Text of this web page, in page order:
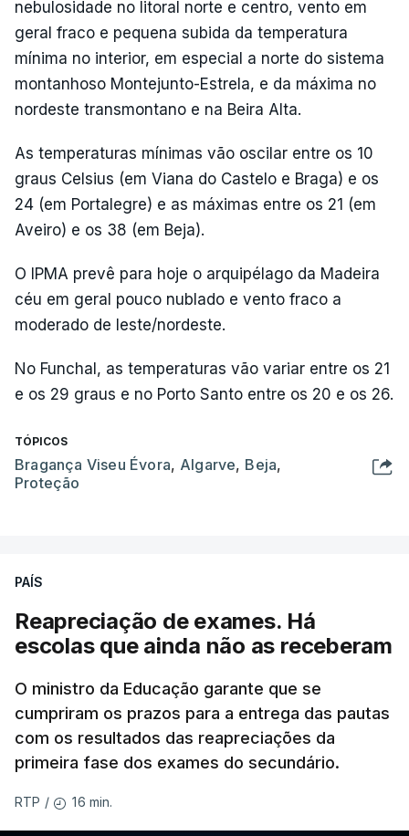
nebulosidade no litoral norte e centro, vento em
geral fraco e pequena subida da temperatura
mínima no interior, em especial a norte do sistema
montanhoso Montejunto-Estrela, e da máxima no
nordeste transmontano e na Beira Alta.
As temperaturas mínimas vão oscilar entre os 10
graus Celsius (em Viana do Castelo e Braga) e os
24 (em Portalegre) e as máximas entre os 21 (em
Aveiro) e os 38 (em Beja).
O IPMA prevê para hoje o arquipélago da Madeira
céu em geral pouco nublado e vento fraco a
moderado de leste/nordeste.
No Funchal, as temperaturas vão variar entre os 21
e os 29 graus e no Porto Santo entre os 20 e os 26.
TÓPICOS
Bragança Viseu Évora, Algarve, Beja,
Proteção
PAÍS
Reapreciação de exames. Há
escolas que ainda não as receberam
O ministro da Educação garante que se
cumpriram os prazos para a entrega das pautas
com os resultados das reapreciações da
primeira fase dos exames do secundário.
RTP / 16 min.